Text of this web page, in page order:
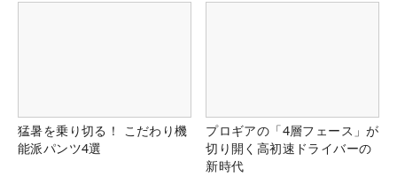
猛暑を乗り切る！ こだわり機
能派パンツ4選
プロギアの「4層フェース」が
切り開く高初速ドライバーの
新時代